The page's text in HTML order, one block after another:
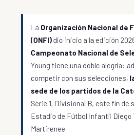
La Organización Nacional de
(ONFI)dio inicio a la edición
Campeonato Nacional de
Young tiene una doble alegría:
competir con sus selecciones,
sede de los partidos de la
Serie 1, Divisional B, este fin de
Estadio de Fútbol Infantil Diego
Martirenee.